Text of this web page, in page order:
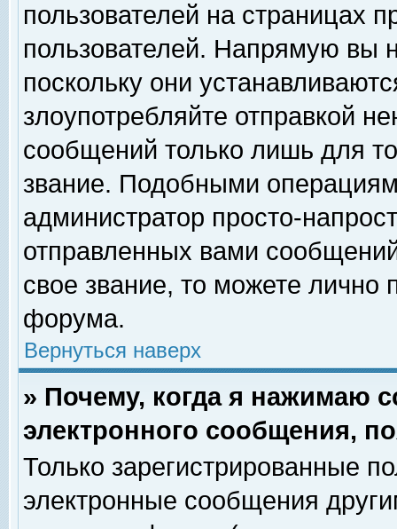
пользователей на страницах
пользователей. Напрямую вы
поскольку они
злоупотребляйте отправкой
сообщений только лишь для
звание. Подобными
администратор просто-
отправленных вами
свое звание, то можете лично
форума.
Вернуться наверх
» Почему, когда я нажимаю
электронного сообщения,
Только зарегистрированные
электронные сообщения